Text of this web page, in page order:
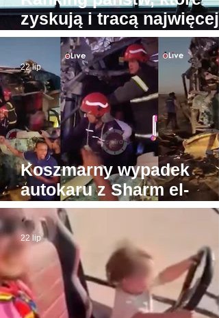
zyskują i tracą najwięcej
turystów. Na przeciwnych
biegunach Egipt i
Koszmarny wypadek
autokaru z Sharm el-
Sheikh do Gizy. Turyści
byli w drodze do Piramid
22 lip
22 lip